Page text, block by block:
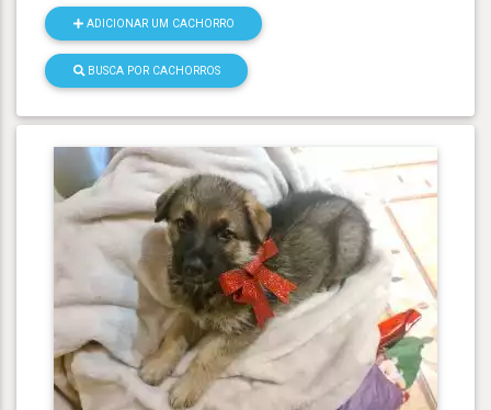
ADICIONAR UM CACHORRO
BUSCA POR CACHORROS